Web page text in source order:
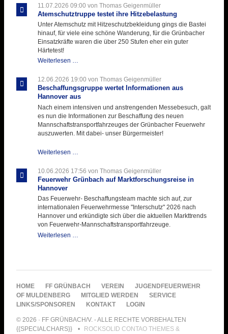
für
der
Kirmes
mit
zukunftsweisender
11.07.2026 09:00 von Thomas Geigenmüller
Atemschutztruppe testet ihre Hitzebelastung
Unter Atemschutz mit Hitzeschutzbekleidung gings die Bastei
hinauf, für viele eine schöne Wanderung, für die Grünbacher
Einsatzkräfte waren die über 250 Stufen eher ein guter
Härtetest!
Weiterlesen …
ihre
Hitzebelastung
12.06.2026 19:00 von Thomas Geigenmüller
Beschaffungsgruppe wertet Informationen aus
Hannover aus
Nach einem intensiven und anstrengenden Messebesuch, galt
es nun die Informationen zur Beschaffung des neuen
Mannschaftstransportfahrzeuges der Grünbacher Feuerwehr
auszuwerten. Mit dabei- unser Bürgermeister!
Weiterlesen …
Informationen
aus
aus
10.06.2026 17:56 von Thomas Geigenmüller
Feuerwehr Grünbach auf Marktforschungsreise in
Hannover
Das Feuerwehr- Beschaffungsteam machte sich auf, zur
internationalen Feuerwehrmesse "Interschutz" 2026 nach
Hannover und erkündigte sich über die aktuellen Markttrends
von Feuerwehr-Mannschaftstransportfahrzeuge.
Weiterlesen …
in
NAVIGATION
ÜBERSPRINGEN
HOME FF GRÜNBACH VEREIN
JUGENDFEUERWEHR
OF MULDENBERG
MITGLIED WERDEN
SERVICE
LINKS/SPONSOREN
KONTAKT LOGIN
© 2026 · FF GRÜNBACH/V. - ALLE RECHTE VORBEHALTEN
{{SPECIALCHARS}}
ROCKSOLID CONTAO THEMES &